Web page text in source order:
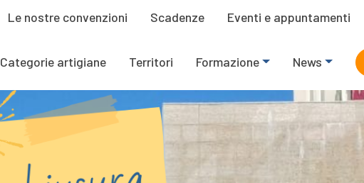
Le nostre convenzioni Scadenze Eventi e appuntamenti
Categorie artigiane Territori Formazione News